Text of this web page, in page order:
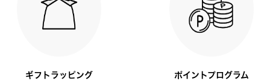
ギフトラッピング ポイントプログラム